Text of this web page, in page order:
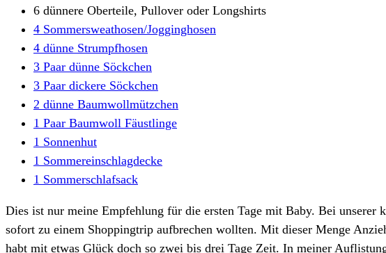
6 dünnere Oberteile, Pullover oder Longshirts
4 Sommersweathosen/Jogginghosen
4 dünne Strumpfhosen
3 Paar dünne Söckchen
3 Paar dickere Söckchen
2 dünne Baumwollmützchen
1 Paar Baumwoll Fäustlinge
1 Sonnenhut
1 Sommereinschlagdecke
1 Sommerschlafsack
Dies ist nur meine Empfehlung für die ersten Tage mit Baby. Bei
sofort zu einem Shoppingtrip aufbrechen wollten. Mit dieser Menge
habt mit etwas Glück doch so zwei bis drei Tage Zeit. In meiner